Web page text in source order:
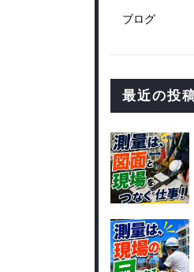
ブログ
最近の投